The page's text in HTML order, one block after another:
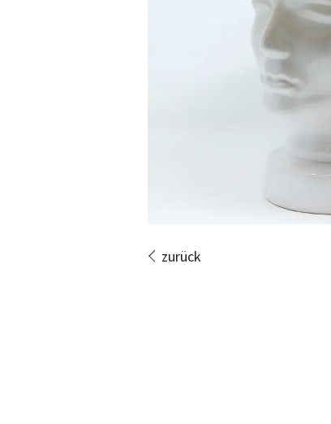
zurück